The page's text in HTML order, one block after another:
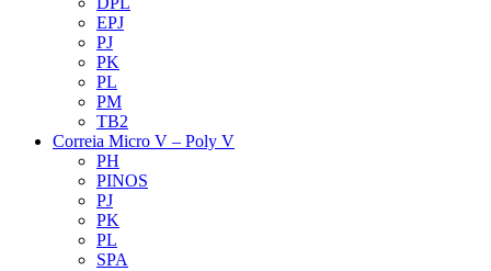
EPJ
PJ
PK
PL
PM
TB2
Correia Micro V – Poly V
PH
PINOS
PJ
PK
PL
SPA